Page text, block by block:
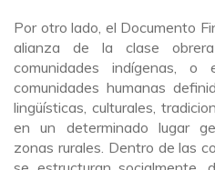
Por otro lado, el Documento
alianza de la clase
comunidades indígenas,
comunidades humanas
lingüísticas, culturales,
en un determinado lugar
zonas rurales. Dentro de las